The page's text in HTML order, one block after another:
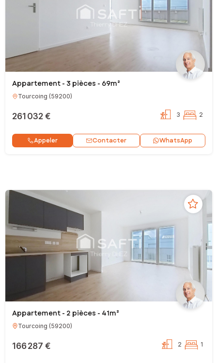
Appartement - 3 pièces - 69m²
Tourcoing (59200)
261 032 € 3 2
Appeler Contacter WhatsApp
Appartement - 2 pièces - 41m²
Tourcoing (59200)
166 287 € 2 1